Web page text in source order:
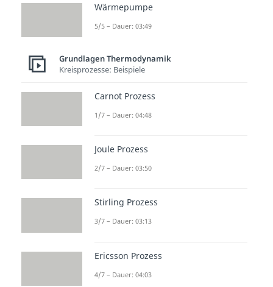
Wärmepumpe
5/5 – Dauer: 03:49
Grundlagen Thermodynamik
Kreisprozesse: Beispiele
Carnot Prozess
1/7 – Dauer: 04:48
Joule Prozess
2/7 – Dauer: 03:50
Stirling Prozess
3/7 – Dauer: 03:13
Ericsson Prozess
4/7 – Dauer: 04:03